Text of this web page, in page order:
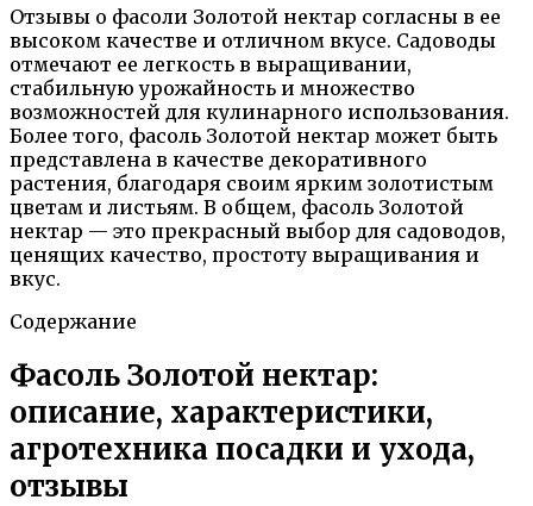
Отзывы о фасоли Золотой нектар согласны в ее
высоком качестве и отличном вкусе. Садоводы
отмечают ее легкость в выращивании,
стабильную урожайность и множество
возможностей для кулинарного использования.
Более того, фасоль Золотой нектар может быть
представлена в качестве декоративного
растения, благодаря своим ярким золотистым
цветам и листьям. В общем, фасоль Золотой
нектар — это прекрасный выбор для садоводов,
ценящих качество, простоту выращивания и
вкус.
Содержание
Фасоль Золотой нектар:
описание, характеристики,
агротехника посадки и ухода,
отзывы